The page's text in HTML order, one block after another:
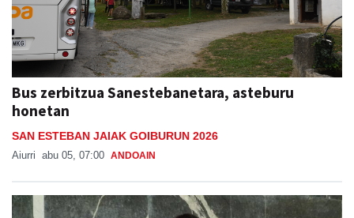
Bus zerbitzua Sanestebanetara, asteburu
honetan
SAN ESTEBAN JAIAK GOIBURUN 2026
Aiurri abu 05, 07:00 ANDOAIN